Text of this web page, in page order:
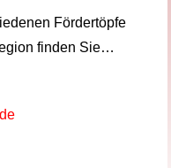
Fördertöpfe
finden Sie…